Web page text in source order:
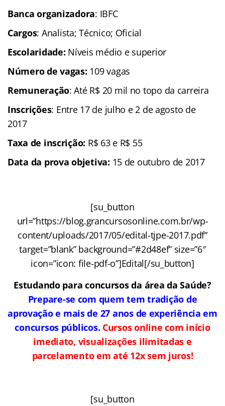
Banca organizadora: IBFC
Cargos: Analista; Técnico; Oficial
Escolaridade: Níveis médio e superior
Número de vagas: 109 vagas
Remuneração: Até R$ 20 mil no topo da carreira
Inscrições: Entre 17 de julho e 2 de agosto de
2017
Taxa de inscrição: R$ 63 e R$ 55
Data da prova objetiva: 15 de outubro de 2017
[su_button
url=”https://blog.grancursosonline.com.br/wp-
content/uploads/2017/05/edital-tjpe-2017.pdf”
target=”blank” background=”#2d48ef” size=”6″
icon=”icon: file-pdf-o”]Edital[/su_button]
Estudando para concursos da área da Saúde?
Prepare-se com quem tem tradição de
aprovação e mais de 27 anos de experiência em
concursos públicos. Cursos online com início
imediato, visualizações ilimitadas e
parcelamento em até 12x sem juros!
[su_button